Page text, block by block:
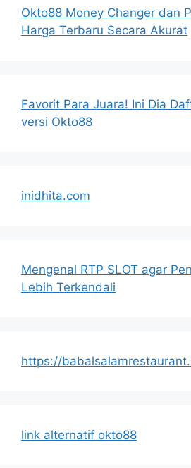
Okto88 Money Changer dan
Harga Terbaru Secara Akurat
Favorit Para Juara! Ini Dia
versi Okto88
inidhita.com
Mengenal RTP SLOT agar
Lebih Terkendali
https://
link alternatif okto88